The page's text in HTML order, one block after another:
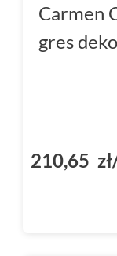
Carmen
gres
210,65